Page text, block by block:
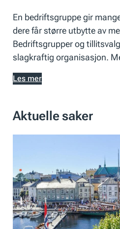
En bedriftsgruppe gir
dere får større utbytte av
Bedriftsgrupper og
slagkraftig organisasjon.
Les mer
Aktuelle saker